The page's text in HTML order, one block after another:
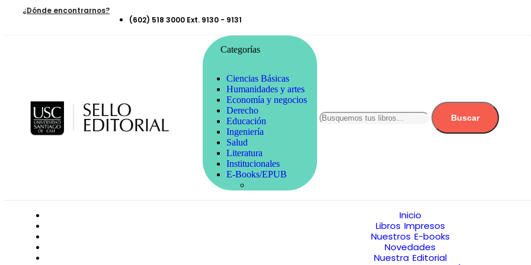
¿Dónde encontrarnos?
(602) 518 3000 Ext. 9130 - 9131
Categorías
Ciencias Básicas
Humanidades y artes
Economía y negocios
Derecho
Educación
Ingeniería
Salud
Literatura
Institucionales
E-Books/EPUB
Buscar
Inicio
Libros Impresos
Nuestros E-books
Novedades
Nuestra Editorial